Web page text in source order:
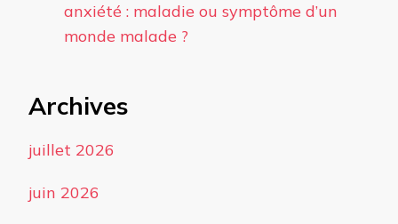
anxiété : maladie ou symptôme d’un
monde malade ?
Archives
juillet 2026
juin 2026